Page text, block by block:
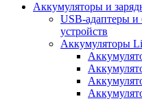
Аккумуляторы и
USB-адаптеры и
устройств
Аккумуляторы